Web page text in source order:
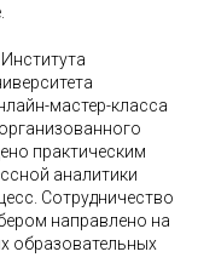
мастер-класса
практическим
аналитики
Сотрудничество
направлено на
образовательных